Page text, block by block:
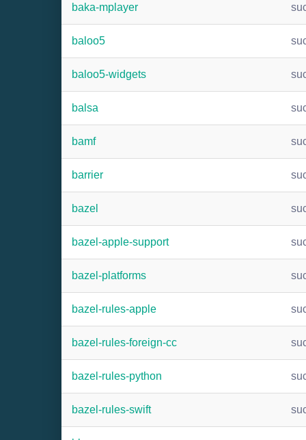
baka-mplayer
baloo5
baloo5-widgets
balsa
bamf
barrier
bazel
bazel-apple-support
bazel-platforms
bazel-rules-apple
bazel-rules-foreign-cc
bazel-rules-python
bazel-rules-swift